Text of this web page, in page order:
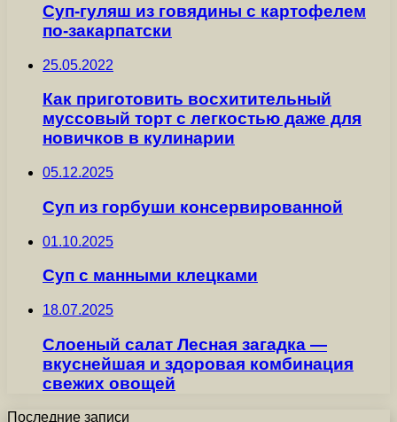
Суп-гуляш из говядины с картофелем
по-закарпатски
25.05.2022
Как приготовить восхитительный
муссовый торт с легкостью даже для
новичков в кулинарии
05.12.2025
Суп из горбуши консервированной
01.10.2025
Суп с манными клецками
18.07.2025
Слоеный салат Лесная загадка —
вкуснейшая и здоровая комбинация
свежих овощей
Последние записи